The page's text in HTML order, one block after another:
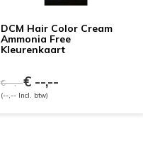
DCM Hair Color Cream
Ammonia Free
Kleurenkaart
€ --,--€ --,--
(--,-- Incl. btw)